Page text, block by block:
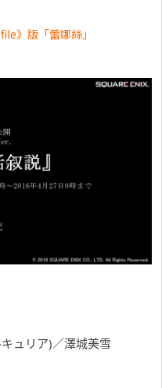
》版「蕾娜絲」
ュリア)／澤城美雪